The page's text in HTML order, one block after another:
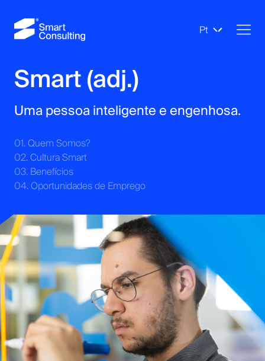
Pt
Smart (adj.)
Uma pessoa inteligente e engenhosa.
01. Quem Somos?
02. Cultura Smart
03. Benefícios
04. Oportunidades de Emprego